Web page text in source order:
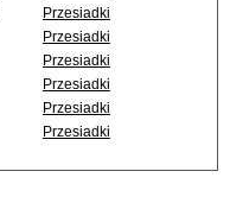
Przesiadki
Przesiadki
Przesiadki
Przesiadki
Przesiadki
Przesiadki